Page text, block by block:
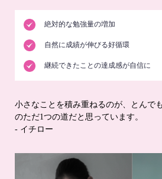
絶対的な勉強量の増加
自然に成績が伸びる好循環
継続できたことの達成感が自信に
小さなことを積み重ねるのが、とんで
のただ1つの道だと思っています。
- イチロー